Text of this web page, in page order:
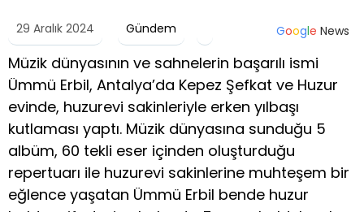
29 Aralık 2024 Gündem Google News
Müzik dünyasının ve sahnelerin başarılı ismi
Ümmü Erbil, Antalya’da Kepez Şefkat ve Huzur
evinde, huzurevi sakinleriyle erken yılbaşı
kutlaması yaptı. Müzik dünyasına sunduğu 5
albüm, 60 tekli eser içinden oluşturduğu
repertuarı ile huzurevi sakinlerine muhteşem bir
eğlence yaşatan Ümmü Erbil bende huzur